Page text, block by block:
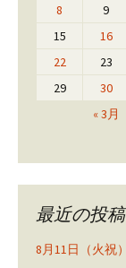
« 3月
8
9
15
16
22
23
29
30
最近の投稿
8月11日（火祝